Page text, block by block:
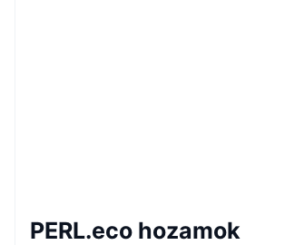
PERL.eco hozamok